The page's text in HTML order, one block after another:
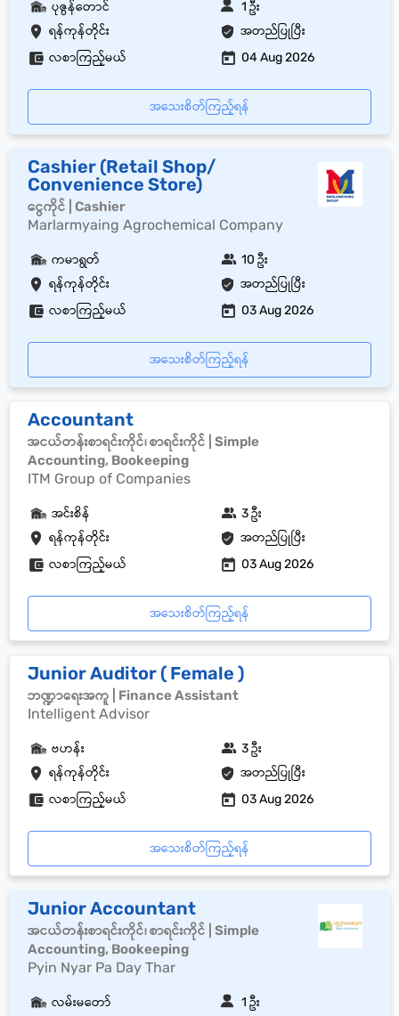
ရန်ကုန်တိုင်း အတည်ပြုပြီး
ပုဇွန်တောင် 1 ဦး
လစာကြည့်မယ် 04 Aug 2026
အသေးစိတ်ကြည့်ရန်
Cashier (Retail Shop/
Convenience Store)
ငွေကိုင် | Cashier
Marlarmyaing Agrochemical Company
ရန်ကုန်တိုင်း အတည်ပြုပြီး
ကမာရွတ် 10 ဦး
လစာကြည့်မယ် 03 Aug 2026
အသေးစိတ်ကြည့်ရန်
Accountant
အငယ်တန်းစာရင်းကိုင်၊ စာရင်းကိုင် | Simple
Accounting, Bookeeping
ITM Group of Companies
ရန်ကုန်တိုင်း အတည်ပြုပြီး
အင်းစိန် 3 ဦး
လစာကြည့်မယ် 03 Aug 2026
အသေးစိတ်ကြည့်ရန်
Junior Auditor ( Female )
ဘဏ္ဍာရေးအကူ | Finance Assistant
Intelligent Advisor
ရန်ကုန်တိုင်း အတည်ပြုပြီး
ဗဟန်း 3 ဦး
လစာကြည့်မယ် 03 Aug 2026
အသေးစိတ်ကြည့်ရန်
Junior Accountant
အငယ်တန်းစာရင်းကိုင်၊ စာရင်းကိုင် | Simple
Accounting, Bookeeping
Pyin Nyar Pa Day Thar
လမ်းမတော် 1 ဦး